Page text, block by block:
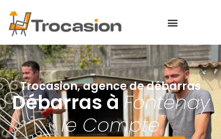
Trocasion, agence de débarras
Débarras àFontenay
le Compte